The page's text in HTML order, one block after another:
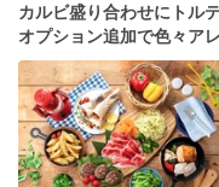
カルビ盛り合わせにトル
オプション追加で色々ア